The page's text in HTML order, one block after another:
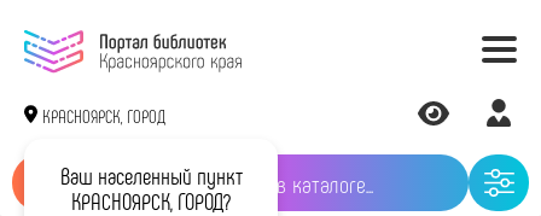
КРАСНОЯРСК, ГОРОД
Ваш населенный пункт
КРАСНОЯРСК, ГОРОД?